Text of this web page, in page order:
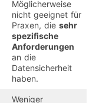
Möglicherweise
nicht geeignet für
Praxen, die sehr
spezifische
Anforderungen
an die
Datensicherheit
haben.
Weniger